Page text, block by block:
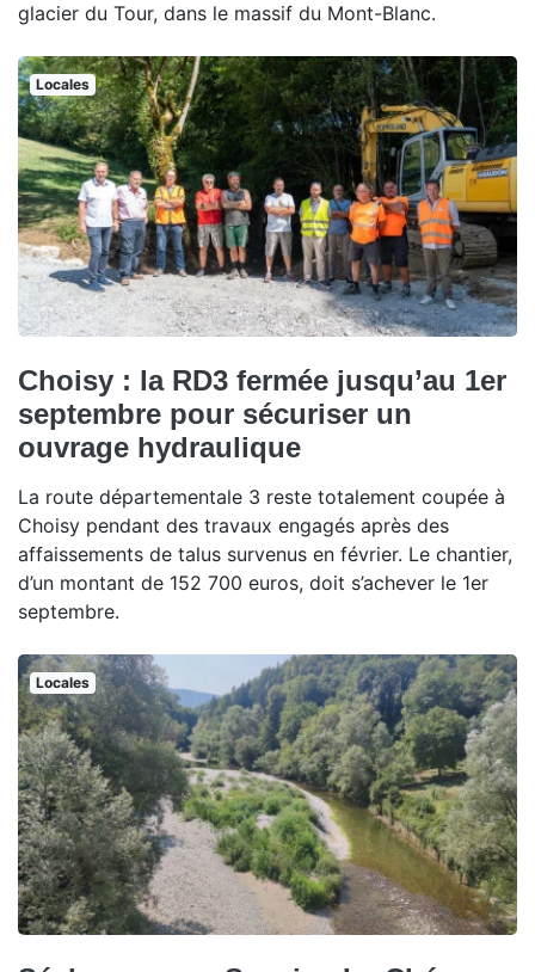
glacier du Tour, dans le massif du Mont-Blanc.
Locales
Choisy : la RD3 fermée jusqu’au 1er
septembre pour sécuriser un
ouvrage hydraulique
La route départementale 3 reste totalement coupée à
Choisy pendant des travaux engagés après des
affaissements de talus survenus en février. Le chantier,
d’un montant de 152 700 euros, doit s’achever le 1er
septembre.
Locales